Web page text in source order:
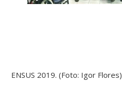
ENSUS 2019. (Foto: Igor Flores)